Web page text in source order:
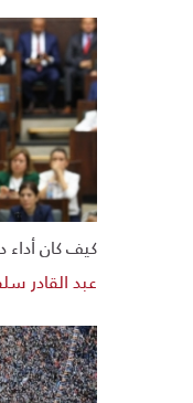
كيف كان
عبد القادر